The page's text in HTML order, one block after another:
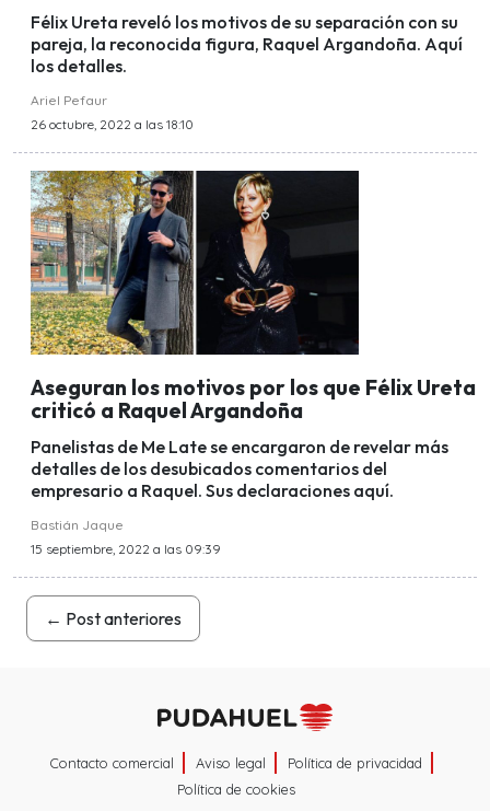
Félix Ureta reveló los motivos de su separación con su
pareja, la reconocida figura, Raquel Argandoña. Aquí
los detalles.
Ariel Pefaur
26 octubre, 2022 a las 18:10
Aseguran los motivos por los que Félix Ureta
criticó a Raquel Argandoña
Panelistas de Me Late se encargaron de revelar más
detalles de los desubicados comentarios del
empresario a Raquel. Sus declaraciones aquí.
Bastián Jaque
15 septiembre, 2022 a las 09:39
← Post anteriores
Contacto comercial Aviso legal
Política de privacidad
Política de cookies